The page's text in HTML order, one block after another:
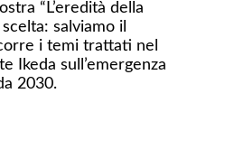
“L’eredità della
salviamo il
i temi trattati nel
Ikeda sull’emergenza
2030.